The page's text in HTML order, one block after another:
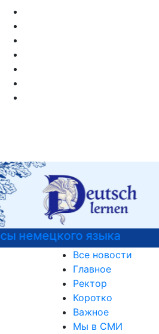
РГГУ — 35 лет!
Все новости
Главное
Ректор
Коротко
Важное
Мы в СМИ